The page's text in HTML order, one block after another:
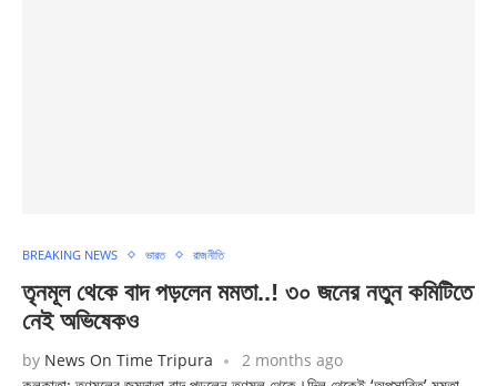
BREAKING NEWS ভারত রাজনীতি
তৃনমূল থেকে বাদ পড়লেন মমতা..! ৩০ জনের নতুন কমিটিতে
নেই অভিষেকও
by News On Time Tripura 2 months ago